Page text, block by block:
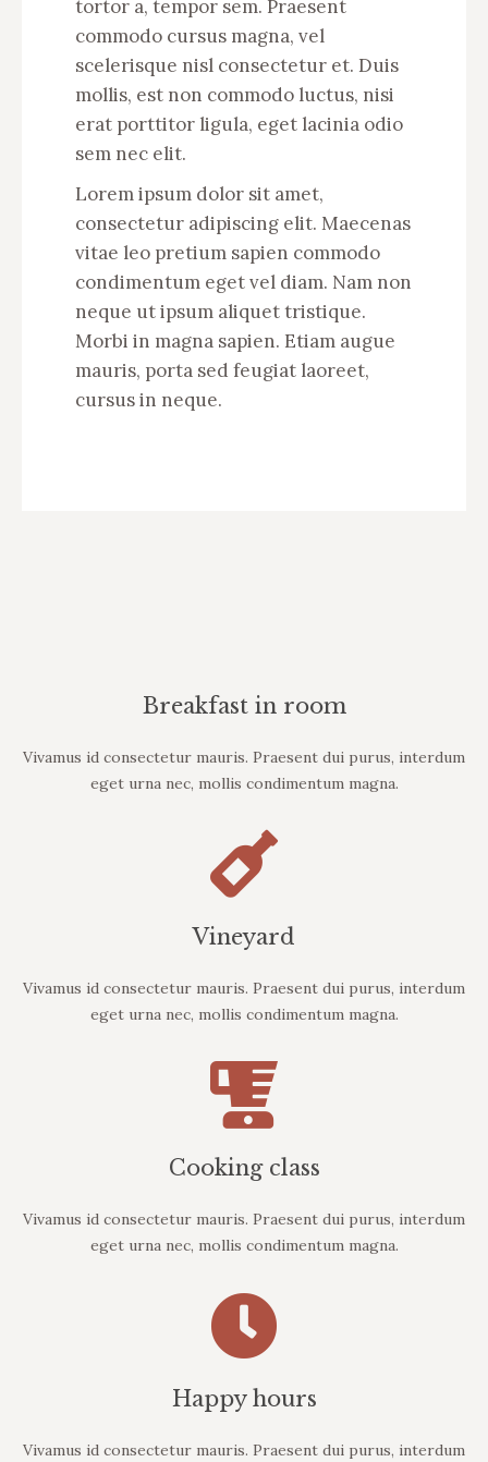
tortor a, tempor sem. Praesent
commodo cursus magna, vel
scelerisque nisl consectetur et. Duis
mollis, est non commodo luctus, nisi
erat porttitor ligula, eget lacinia odio
sem nec elit.
Lorem ipsum dolor sit amet,
consectetur adipiscing elit. Maecenas
vitae leo pretium sapien commodo
condimentum eget vel diam. Nam non
neque ut ipsum aliquet tristique.
Morbi in magna sapien. Etiam augue
mauris, porta sed feugiat laoreet,
cursus in neque.
Breakfast in room
Vivamus id consectetur mauris. Praesent dui purus, interdum
eget urna nec, mollis condimentum magna.
Vineyard
Vivamus id consectetur mauris. Praesent dui purus, interdum
eget urna nec, mollis condimentum magna.
Cooking class
Vivamus id consectetur mauris. Praesent dui purus, interdum
eget urna nec, mollis condimentum magna.
Happy hours
Vivamus id consectetur mauris. Praesent dui purus, interdum